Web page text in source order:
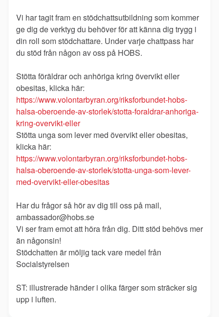
Vi har tagit fram en stödchattsutbildning som kommer
ge dig de verktyg du behöver för att känna dig trygg i
din roll som stödchattare. Under varje chattpass har
du stöd från någon av oss på HOBS.
Stötta föräldrar och anhöriga kring övervikt eller
obesitas, klicka här:
https://www.volontarbyran.org/riksforbundet-hobs-
halsa-oberoende-av-storlek/stotta-foraldrar-anhoriga-
kring-overvikt-eller
Stötta unga som lever med övervikt eller obesitas,
klicka här:
https://www.volontarbyran.org/riksforbundet-hobs-
halsa-oberoende-av-storlek/stotta-unga-som-lever-
med-overvikt-eller-obesitas
Har du frågor så hör av dig till oss på mail,
ambassador@hobs.se
Vi ser fram emot att höra från dig. Ditt stöd behövs mer
än någonsin!
Stödchatten är möljig tack vare medel från
Socialstyrelsen
ST: illustrerade händer i olika färger som sträcker sig
upp i luften.